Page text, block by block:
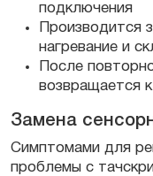
подключения
Производится
нагревание и
После
возвращается
Замена
Симптомами для
проблемы с